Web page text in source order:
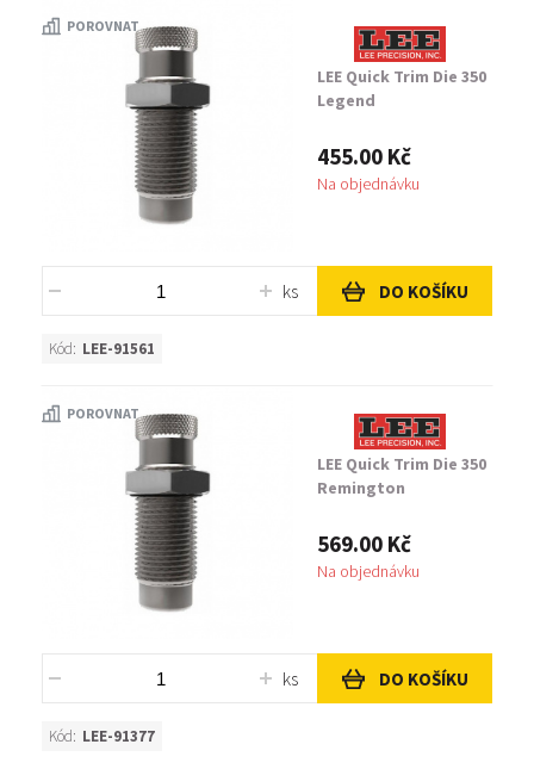
POROVNAT
LEE Quick Trim Die 350
Legend
455.00 Kč
Na objednávku
ks DO KOŠÍKU
Kód: LEE-91561
POROVNAT
LEE Quick Trim Die 350
Remington
569.00 Kč
Na objednávku
ks DO KOŠÍKU
Kód: LEE-91377